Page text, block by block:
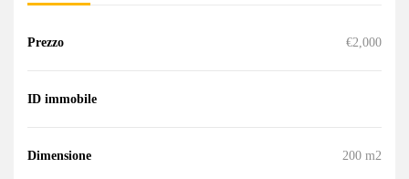
Prezzo €2,000
ID immobile
Dimensione 200 m2